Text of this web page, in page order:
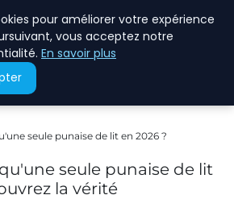
seule punaise de lit en 2026 ?
seule punaise de lit
la vérité
pour améliorer votre expérience
vous acceptez notre
En savoir plus